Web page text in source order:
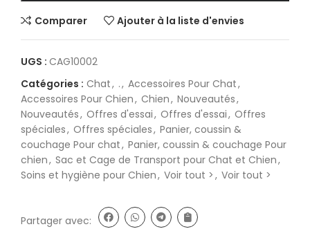
Comparer Ajouter à la liste d'envies
UGS : CAG10002
Catégories : Chat, ., Accessoires Pour Chat,
Accessoires Pour Chien, Chien, Nouveautés,
Nouveautés, Offres d'essai, Offres d'essai, Offres
spéciales, Offres spéciales, Panier, coussin &
couchage Pour chat, Panier, coussin & couchage Pour
chien, Sac et Cage de Transport pour Chat et Chien,
Soins et hygiène pour Chien, Voir tout > , Voir tout >
Partager avec: